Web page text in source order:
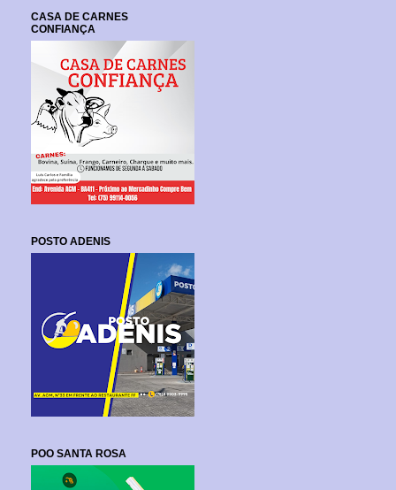
CASA DE CARNES
CONFIANÇA
POSTO ADENIS
POO SANTA ROSA